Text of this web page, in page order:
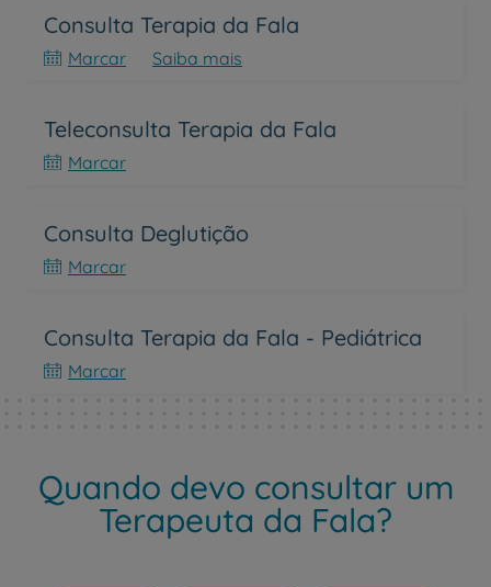
Consulta Terapia da Fala
Marcar Saiba mais
Teleconsulta Terapia da Fala
Marcar
Consulta Deglutição
Marcar
Consulta Terapia da Fala - Pediátrica
Marcar
Quando devo consultar um
Terapeuta da Fala?